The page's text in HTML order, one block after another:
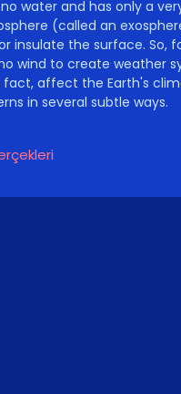
water and has only a
(called an
insulate the surface. So,
wind to create weather
fact, affect the Earth's
in several subtle ways.